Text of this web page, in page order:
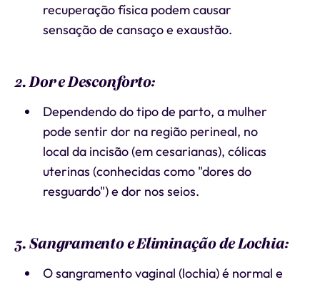
recuperação física podem causar
sensação de cansaço e exaustão.
2. Dor e Desconforto:
Dependendo do tipo de parto, a mulher
pode sentir dor na região perineal, no
local da incisão (em cesarianas), cólicas
uterinas (conhecidas como "dores do
resguardo") e dor nos seios.
3. Sangramento e Eliminação de Lochia:
O sangramento vaginal (lochia) é normal e